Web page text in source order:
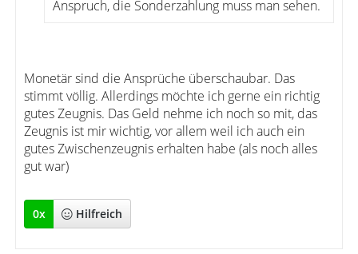
Anspruch, die Sonderzahlung muss man sehen.
Monetär sind die Ansprüche überschaubar. Das
stimmt völlig. Allerdings möchte ich gerne ein richtig
gutes Zeugnis. Das Geld nehme ich noch so mit, das
Zeugnis ist mir wichtig, vor allem weil ich auch ein
gutes Zwischenzeugnis erhalten habe (als noch alles
gut war)
0x Hilfreich